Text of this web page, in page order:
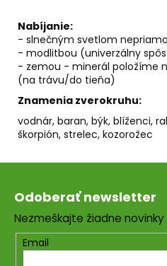
Nabíjanie:
- slnečným svetlom nepriamo
- modlitbou (univerzálny
- zemou - minerál položíme
(na trávu/do tieňa)
Znamenia zverokruhu:
vodnár, baran, býk, blíženci,
škorpión, strelec, kozorožec
Z
Odoberať newsletter
Nezmeškajte žiadne
Email